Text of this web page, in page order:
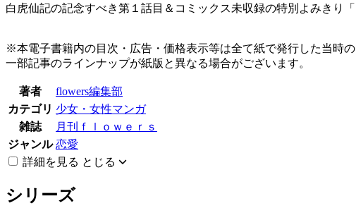
白虎仙記の記念すべき第１話目＆コミックス未収録の特別よみき
※本電子書籍内の目次・広告・価格表示等は全て紙で発行した当時の
一部記事のラインナップが紙版と異なる場合がございます。
著者
flowers編集部
カテゴリ 少女・女性マンガ
雑誌
月刊ｆｌｏｗｅｒｓ
ジャンル 恋愛
詳細を見る とじる
シリーズ